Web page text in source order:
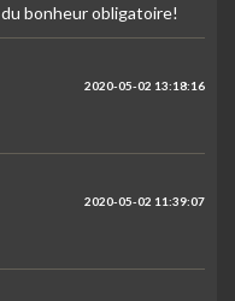
bonheur obligatoire!
2020-05-02 13:18:16
2020-05-02 11:39:07